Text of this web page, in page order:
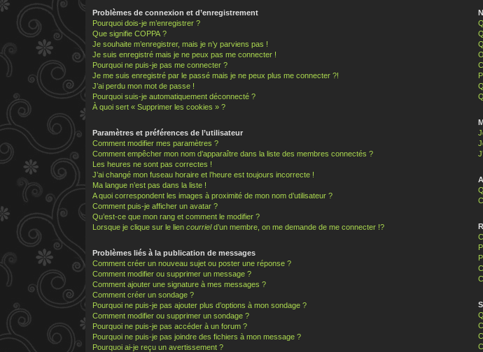
Problèmes de connexion et d’enregistrement
Pourquoi dois-je m’enregistrer ?
Que signifie COPPA ?
Je souhaite m’enregistrer, mais je n’y parviens pas !
Je suis enregistré mais je ne peux pas me connecter !
Pourquoi ne puis-je pas me connecter ?
Je me suis enregistré par le passé mais je ne peux plus me connecter ?!
J’ai perdu mon mot de passe !
Pourquoi suis-je automatiquement déconnecté ?
À quoi sert « Supprimer les cookies » ?
Paramètres et préférences de l’utilisateur
Comment modifier mes paramètres ?
Comment empêcher mon nom d’apparaître dans la liste des membres connectés ?
Les heures ne sont pas correctes !
J’ai changé mon fuseau horaire et l’heure est toujours incorrecte !
Ma langue n’est pas dans la liste !
A quoi correspondent les images à proximité de mon nom d’utilisateur ?
Comment puis-je afficher un avatar ?
Qu’est-ce que mon rang et comment le modifier ?
Lorsque je clique sur le lien courrield’un membre, on me demande de me connecter !?
Problèmes liés à la publication de messages
Comment créer un nouveau sujet ou poster une réponse ?
Comment modifier ou supprimer un message ?
Comment ajouter une signature à mes messages ?
Comment créer un sondage ?
Pourquoi ne puis-je pas ajouter plus d’options à mon sondage ?
Comment modifier ou supprimer un sondage ?
Pourquoi ne puis-je pas accéder à un forum ?
Pourquoi ne puis-je pas joindre des fichiers à mon message ?
Pourquoi ai-je reçu un avertissement ?